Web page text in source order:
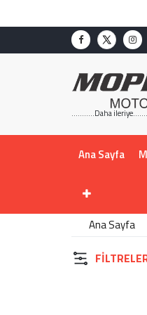
...........Daha
Ana Sayfa
KATEGORİLER
ALT-ÜST PİLATİN -FURÇ
ARKA-ÖN-DİŞLİ-ZENCİR
BENZİN DEPOSU
CONTA-KEÇE-RULMAN
CUP KAPORTA
Ana Sayfa